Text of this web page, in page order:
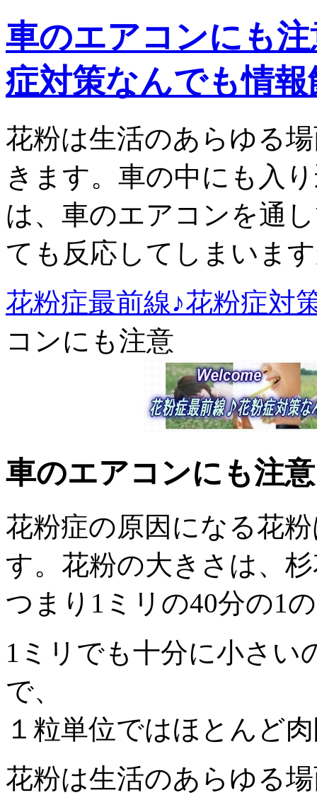
車のエアコンにも
症対策なんでも情報
花粉は生活のあらゆる
きます。車の中にも入
は、車のエアコンを通
ても反応してしまいま
花粉症最前線♪花粉症対
コンにも注意
車のエアコンにも注意
花粉症の原因になる花
す。花粉の大きさは、
つまり1ミリの40分の1
1ミリでも十分に小さい
で、
１粒単位ではほとんど
花粉は生活のあらゆる